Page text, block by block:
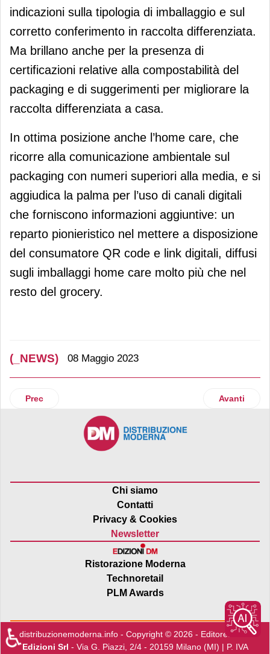
indicazioni sulla tipologia di imballaggio e sul
corretto conferimento in raccolta differenziata.
Ma brillano anche per la presenza di
certificazioni relative alla compostabilità del
packaging e di suggerimenti per migliorare la
raccolta differenziata a casa.
In ottima posizione anche l’home care, che
ricorre alla comunicazione ambientale sul
packaging con numeri superiori alla media, e si
aggiudica la palma per l’uso di canali digitali
che forniscono informazioni aggiuntive: un
reparto pionieristico nel mettere a disposizione
del consumatore QR code e link digitali, diffusi
sugli imballaggi home care molto più che nel
resto del grocery.
(_NEWS) 08 Maggio 2023
Articolo precedente: Superdrug Italia: arrivano tre nuovi
Prec Articolo
Avanti
Chi siamo
Contatti
Privacy & Cookies
Newsletter
Ristorazione Moderna
Technoretail
PLM Awards
distribuzionemoderna.info - Copyright © 2026 - Editore:Edra
Edizioni Srl - Via G. Piazzi, 2/4 - 20159 Milano (MI) | P. IVA